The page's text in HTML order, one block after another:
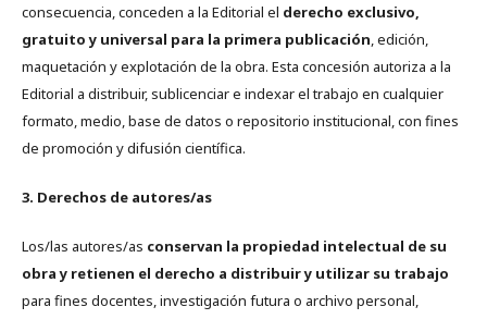
consecuencia, conceden a la Editorial el derecho exclusivo,
gratuito y universal para la primera publicación, edición,
maquetación y explotación de la obra. Esta concesión autoriza a la
Editorial a distribuir, sublicenciar e indexar el trabajo en cualquier
formato, medio, base de datos o repositorio institucional, con fines
de promoción y difusión científica.
3. Derechos de autores/as
Los/las autores/as conservan la propiedad intelectual de su
obra y retienen el derecho a distribuir y utilizar su trabajo
para fines docentes, investigación futura o archivo personal,